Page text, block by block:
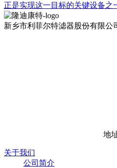
正是实现这一目标的关键设备之
新乡市利菲尔特滤器股份有限公
地
关于我们
公司简介